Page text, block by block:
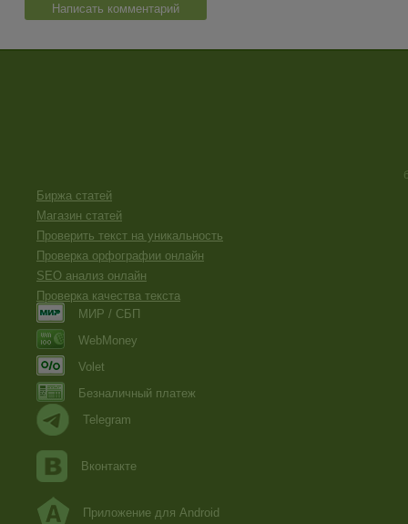
Написать комментарий
Биржа статей
Магазин статей
Проверить текст на уникальность
Проверка орфографии онлайн
SEO анализ онлайн
Проверка качества текста
МИР / СБП
WebMoney
Volet
Безналичный платеж
Telegram
Вконтакте
Приложение для Android